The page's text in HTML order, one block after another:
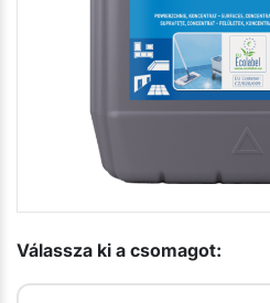
Válassza ki a csomagot: